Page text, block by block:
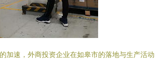
加速，外商投资企业在如皋市的落地与生产活